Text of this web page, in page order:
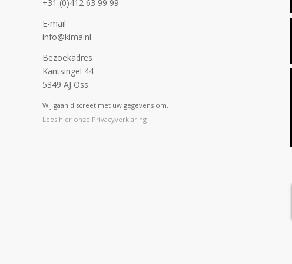
+31 (0)412 63 99 99
E-mail
info@kima.nl
Bezoekadres
Kantsingel 44
5349 AJ Oss
Wij gaan discreet met uw gegevens om.
Lees hier onze Privacyverklaring